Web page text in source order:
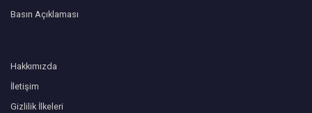
Basın Açıklaması
Hakkımızda
İletişim
Gizlilik İlkeleri